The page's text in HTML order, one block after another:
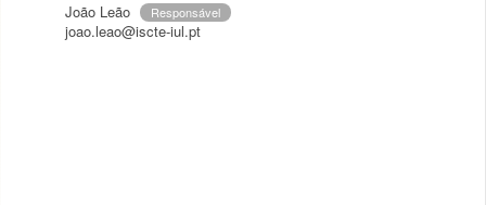
João Leão Responsável
joao.leao@iscte-iul.pt